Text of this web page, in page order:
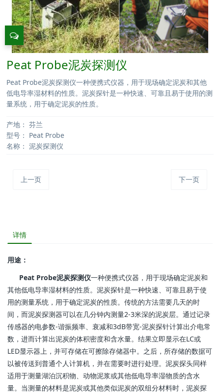
Peat Probe泥炭探测仪
Peat Probe泥炭探测仪一种便携式仪器，用于现场确定泥炭和其他
低电导率湿材料的性质。泥炭探针是一种快速、可靠且易于使用的测
量系统，用于确定泥炭的性质。
产地： 芬兰
型号： Peat Probe
名称： 泥炭探测仪
上一页 下一页
详情
用途：
Peat Probe泥炭探测仪一种便携式仪器，用于现场确定泥炭和
其他低电导率湿材料的性质。泥炭探针是一种快速、可靠且易于使
用的测量系统，用于确定泥炭的性质。传统的方法需要几天的时
间，而泥炭探测器可以在几分钟内测量2-3米深的泥炭层。通过记录
传感器的电参数-谐振频率、衰减和3dB带宽-泥炭探针计算出介电常
数，进而计算出泥炭的体积密度和含水量。结果立即显示在LC或
LED显示器上，并可存储在可擦除存储器中。之后，所存储的数据可
以被传送到普通个人计算机，并在需要时进行处理。泥炭探头同样
适用于测量湖泊沉积物、动物泥浆或其他低电导率湿物质的含水
量。当测量的材料是泥炭或其他类似泥炭的双组分材料时，泥炭探